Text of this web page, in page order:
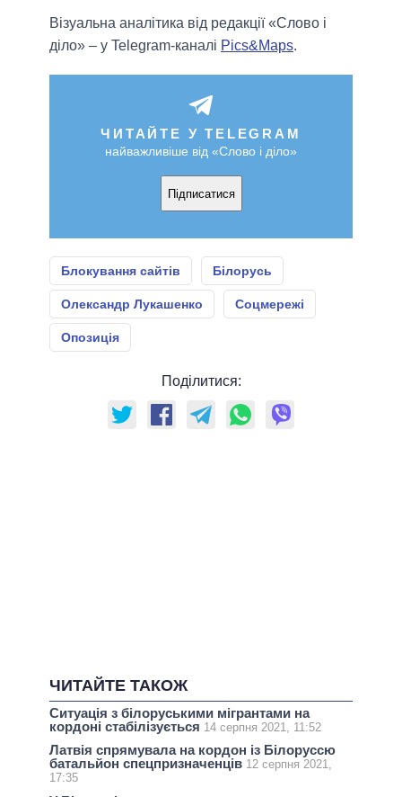
Візуальна аналітика від редакції «Слово і
діло» – у Telegram-каналі Pics&Maps.
ЧИТАЙТЕ У TELEGRAM
найважливіше від «Слово і діло»
Підписатися
Блокування сайтів Білорусь
Олександр Лукашенко Соцмережі
Опозиція
Поділитися:
ЧИТАЙТЕ ТАКОЖ
Ситуація з білоруськими мігрантами на
кордоні стабілізується 14 серпня 2021, 11:52
Латвія спрямувала на кордон із Білоруссю
батальйон спецпризначенців 12 серпня 2021,
17:35